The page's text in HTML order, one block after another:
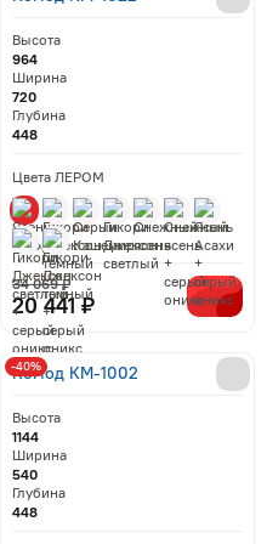
Высота
964
Ширина
720
Глубина
448
Цвета ЛЕРОМ
20 441 ₽
34 069 ₽
Комод КМ-1002
Высота
1144
Ширина
540
Глубина
448
-40%